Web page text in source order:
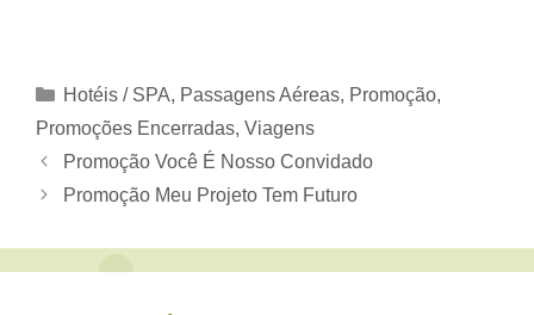
Categorias
Hotéis / SPA, Passagens Aéreas, Promoção,
Promoções Encerradas, Viagens
Promoção Você É Nosso Convidado
Promoção Meu Projeto Tem Futuro